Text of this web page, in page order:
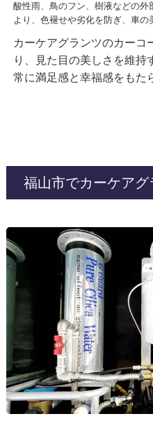
酸性雨、鳥のフン、樹液などの
より、色褪せや劣化を防ぎ、車の
カーケアグランツのカーコ
り、見た目の美しさを維持
常に満足感と幸福感をもた
福山市でカーケア